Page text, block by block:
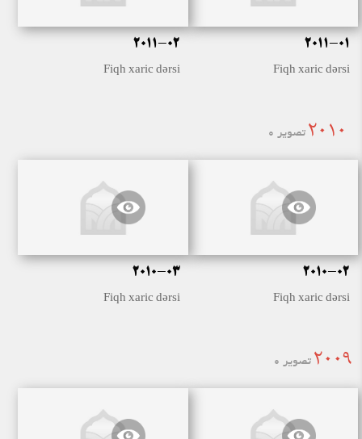
2011-01
Fiqh xaric dərsi
2011-02
Fiqh xaric dərsi
تصویر 0
2010-02
Fiqh xaric dərsi
2010-03
Fiqh xaric dərsi
تصویر 0